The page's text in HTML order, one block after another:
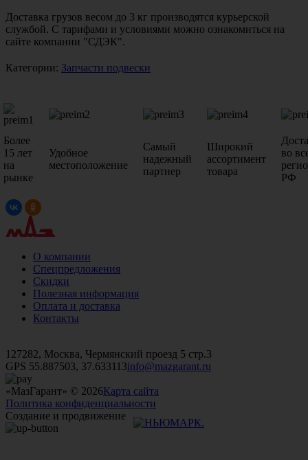
Доставка грузов весом до 3 кг производятся курьерской
службой. С тарифами и условиями можно ознакомиться на
сайте компании "СДЭК".
Категории: Запчасти подвески
Более
15 лет
на
рынке
Удобное
местоположение
Самый
надежный
партнер
Широкий
ассортимент
товара
во
РФ
О компании
Спецпредложения
Скидки
Полезная информация
Оплата и доставка
Контакты
127282, Москва, Чермянский проезд 5 стр.3
GPS 55.887503, 37.633113info@mazgarant.ru
«МазГарант» © 2026Карта сайта
Политика конфиденциальности
Создание и продвижение